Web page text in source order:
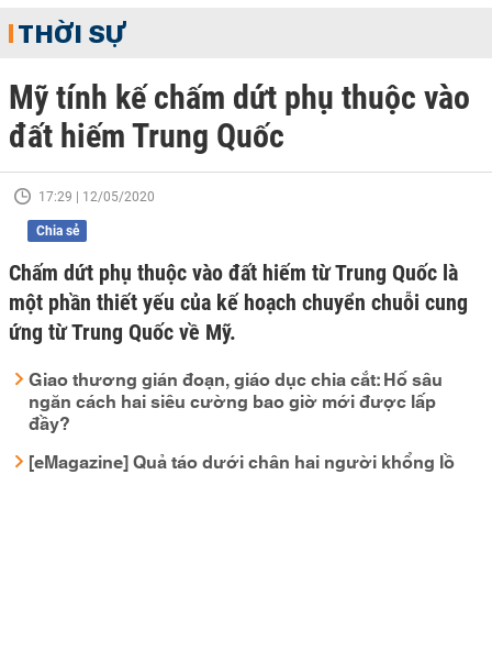
THỜI SỰ
Mỹ tính kế chấm dứt phụ thuộc vào
đất hiếm Trung Quốc
17:29 | 12/05/2020
Chia sẻ
Chấm dứt phụ thuộc vào đất hiếm từ Trung Quốc là
một phần thiết yếu của kế hoạch chuyển chuỗi cung
ứng từ Trung Quốc về Mỹ.
Giao thương gián đoạn, giáo dục chia cắt: Hố sâu
ngăn cách hai siêu cường bao giờ mới được lấp
đầy?
[eMagazine] Quả táo dưới chân hai người khổng lồ